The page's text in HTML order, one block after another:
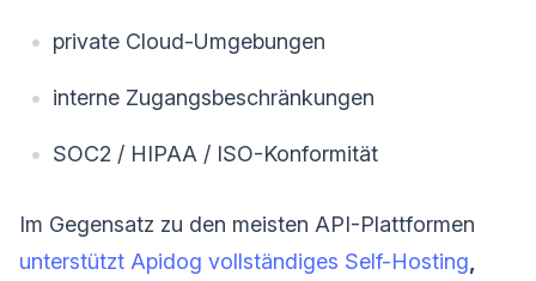
private Cloud-Umgebungen
interne Zugangsbeschränkungen
SOC2 / HIPAA / ISO-Konformität
Im Gegensatz zu den meisten API-Plattformen
unterstützt Apidog vollständiges Self-Hosting,